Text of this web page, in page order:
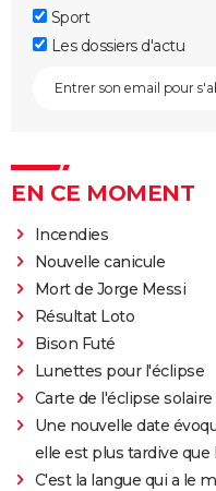
Sport
Les dossiers d'actu
EN CE MOMENT
Incendies
Nouvelle canicule
Mort de Jorge Messi
Résultat Loto
Bison Futé
Lunettes pour l'éclipse
Carte de l'éclipse solaire
Une nouvelle date
elle est plus tardive que
C'est la langue qui a le